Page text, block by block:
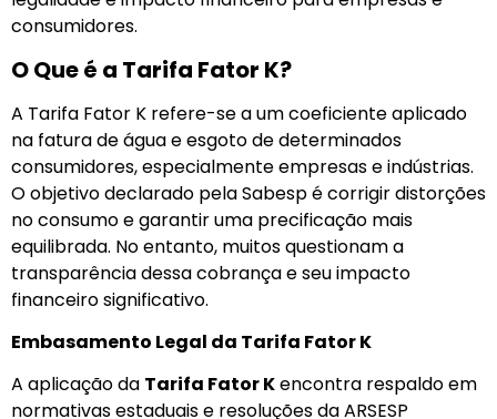
consumidores.
O Que é a Tarifa Fator K?
A Tarifa Fator K refere-se a um coeficiente aplicado
na fatura de água e esgoto de determinados
consumidores, especialmente empresas e indústrias.
O objetivo declarado pela Sabesp é corrigir distorções
no consumo e garantir uma precificação mais
equilibrada. No entanto, muitos questionam a
transparência dessa cobrança e seu impacto
financeiro significativo.
Embasamento Legal da Tarifa Fator K
A aplicação da Tarifa Fator Kencontra respaldo em
normativas estaduais e resoluções da ARSESP